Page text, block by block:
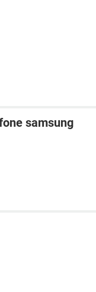
samsung